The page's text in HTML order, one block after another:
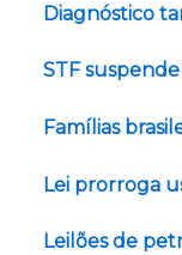
Diagnóstico
STF
Famílias
Lei prorroga
Leilões de